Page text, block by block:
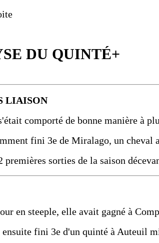
DU QUINTÉ+
LIAISON
comporté de bonne manière à
fini 3e de Miralago, un cheval
premières sorties de la saison
en steeple, elle avait gagné à
fini 3e d'un quinté à Auteuil